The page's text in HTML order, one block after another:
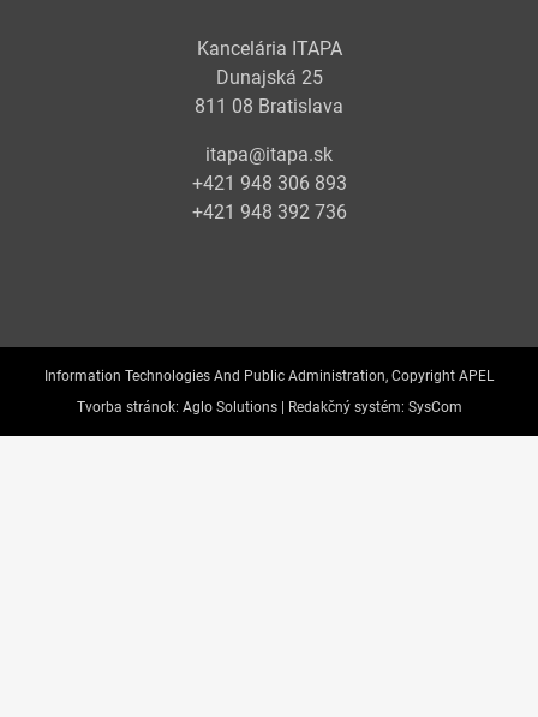
Kancelária ITAPA
Dunajská 25
811 08 Bratislava
itapa@itapa.sk
+421 948 306 893
+421 948 392 736
Information Technologies And Public Administration, Copyright APEL
Tvorba stránok: Aglo Solutions | Redakčný systém: SysCom